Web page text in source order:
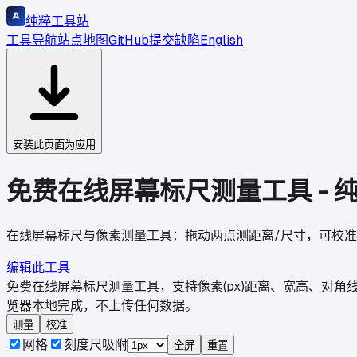
纯粹工具站
工具导航站点地图GitHub提交缺陷English
安装此页面为应用
免费在线屏幕标尺测量工具 -
在线屏幕标尺与像素测量工具：拖动两点测距离/尺寸，可校
编辑此工具
免费在线屏幕标尺测量工具，支持像素(px)距离、宽高、对
览器本地完成，不上传任何数据。
测量 校准
网格 刻度尺吸附 全屏 重置